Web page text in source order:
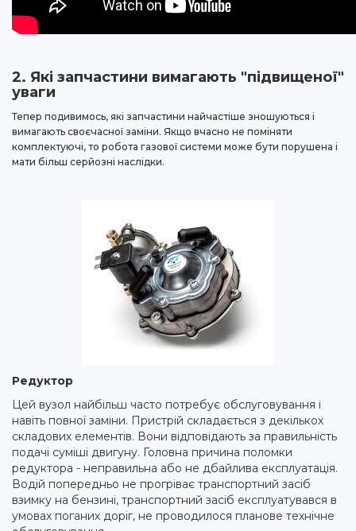
2. Які запчастини вимагають "підвищеної"
уваги
Тепер подивимось, які запчастини найчастіше зношуються і
вимагають своєчасної заміни. Якщо вчасно не поміняти
комплектуючі, то робота газової системи може бути порушена і
мати більш серйозні наслідки.
Редуктор
Цей вузол найбільш часто потребує обслуговування і
навіть повної заміни. Пристрій складається з декількох
складових елементів. Вони відповідають за правильність
подачі суміші двигуну. Головна причина поломки
редуктора - неправильна або не дбайлива експлуатація.
Водій попередньо не прогріває транспортний засіб
взимку на бензині, транспортний засіб експлуатувався в
умовах поганих доріг, не проводилося планове технічне